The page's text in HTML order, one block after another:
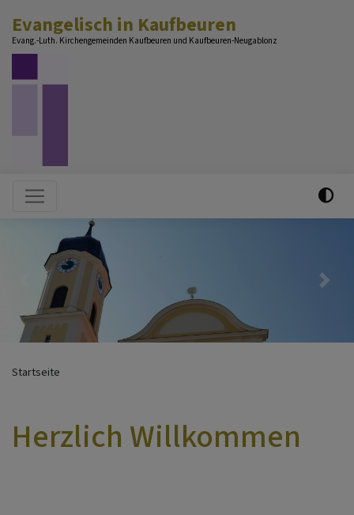
zum
Inhalt
Evangelisch in Kaufbeuren
Evang.-Luth. Kirchengemeinden Kaufbeuren und Kaufbeuren-Neugablonz
Hauptnavigation
Previous Next
Startseite
Herzlich Willkommen